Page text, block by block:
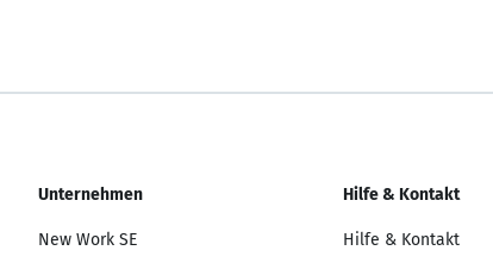
Unternehmen
New Work SE
Hilfe & Kontakt
Hilfe & Kontakt